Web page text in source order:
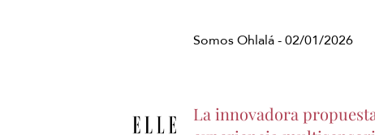
SomosOhlalá - 02/01/2026
La innovadora